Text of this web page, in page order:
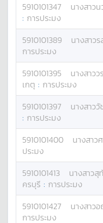
5910101347 นางสาว
: การประมง
5910101389 นางสาว
การประมง
5910101395 นางสาว
เกตุ : การประมง
5910101397 นางสาว
: การประมง
5910101400 นางสาว
ประมง
5910101413 นางสาวสุ
ครบุรี : การประมง
5910101427 นางสาว
การประมง